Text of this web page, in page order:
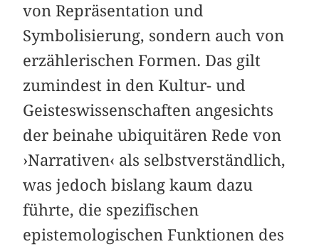
von Repräsentation und
Symbolisierung, sondern auch von
erzählerischen Formen. Das gilt
zumindest in den Kultur- und
Geisteswissenschaften angesichts
der beinahe ubiquitären Rede von
›Narrativen‹ als selbstverständlich,
was jedoch bislang kaum dazu
führte, die spezifischen
epistemologischen Funktionen des